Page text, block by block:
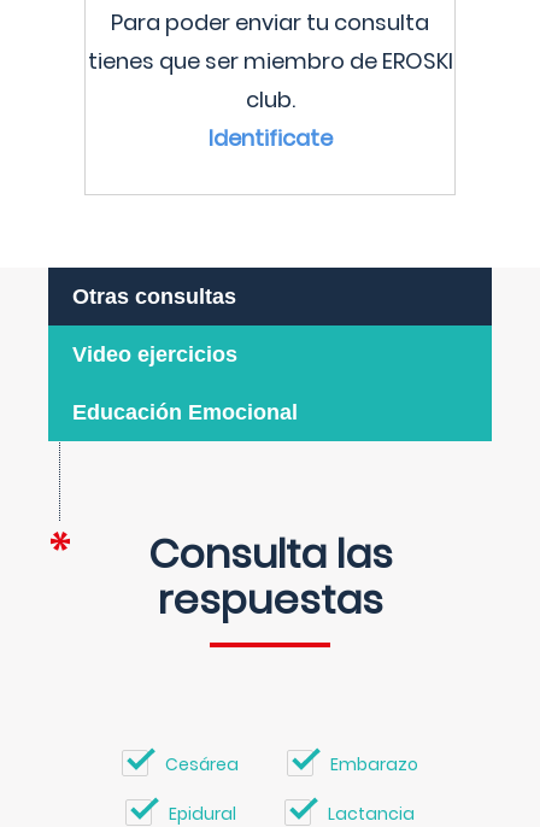
Para poder enviar tu consulta
tienes que ser miembro de EROSKI
club.
Identificate
Otras consultas
Video ejercicios
Educación Emocional
Consulta las
respuestas
Cesárea Embarazo
Epidural Lactancia